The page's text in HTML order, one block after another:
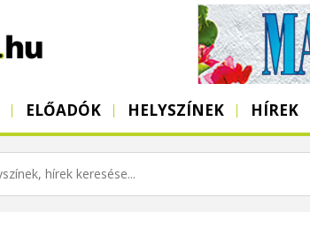
ELŐADÓK HELYSZÍNEK HÍREK